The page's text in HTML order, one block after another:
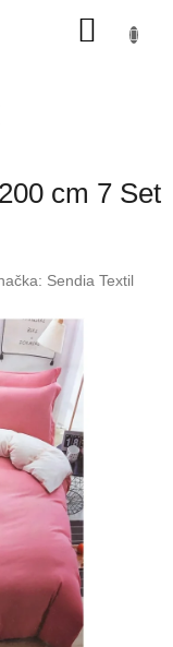
cm 7 Set
Sendia Textil